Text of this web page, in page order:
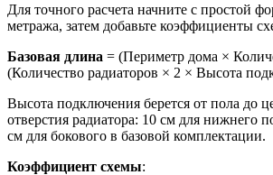
Для точного расчета начните с простой
метража, затем добавьте коэффициенты
Базовая длина = (Периметр дома ×
(Количество радиаторов × 2 × Высота
Высота подключения берется от пола до
отверстия радиатора: 10 см для нижнего
см для бокового в базовой комплектации.
Коэффициент схемы: